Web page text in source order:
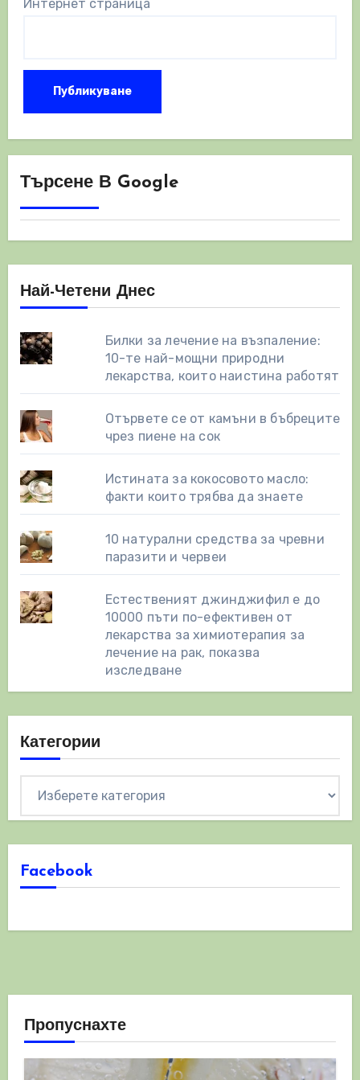
Интернет страница
Търсене В Google
Най-Четени Днес
Билки за лечение на възпаление:
10-те най-мощни природни
лекарства, които наистина работят
Отървете се от камъни в бъбреците
чрез пиене на сок
Истината за кокосовото масло:
факти които трябва да знаете
10 натурални средства за чревни
паразити и червеи
Естественият джинджифил е до
10000 пъти по-ефективен от
лекарства за химиотерапия за
лечение на рак, показва
изследване
Категории
Facebook
Пропуснахте